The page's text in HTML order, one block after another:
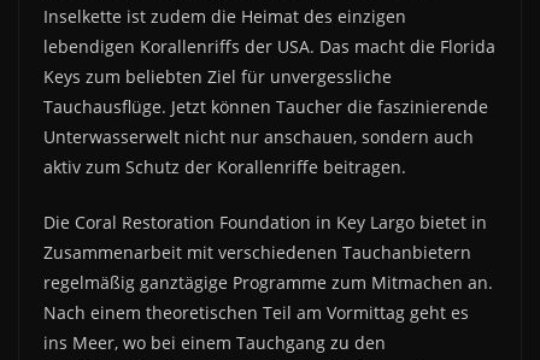
Inselkette ist zudem die Heimat des einzigen
lebendigen Korallenriffs der USA. Das macht die Florida
Keys zum beliebten Ziel für unvergessliche
Tauchausflüge. Jetzt können Taucher die faszinierende
Unterwasserwelt nicht nur anschauen, sondern auch
aktiv zum Schutz der Korallenriffe beitragen.
Die Coral Restoration Foundation in Key Largo bietet in
Zusammenarbeit mit verschiedenen Tauchanbietern
regelmäßig ganztägige Programme zum Mitmachen an.
Nach einem theoretischen Teil am Vormittag geht es
ins Meer, wo bei einem Tauchgang zu den